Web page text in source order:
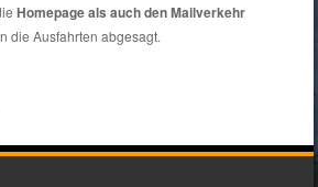
Homepage als auch den Mailverkehr
die Ausfahrten abgesagt.